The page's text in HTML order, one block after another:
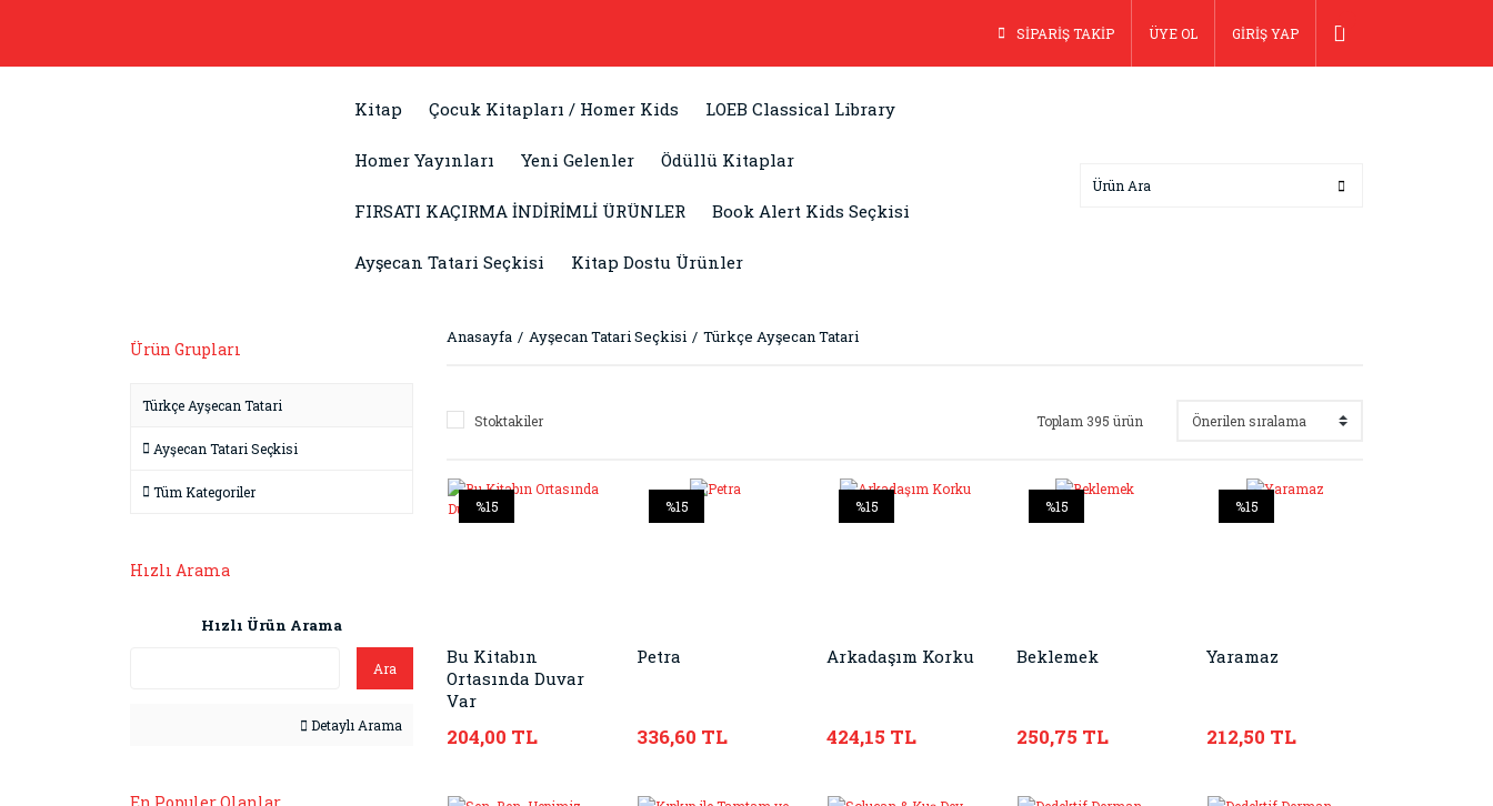
SİPARİŞ TAKİP ÜYE OL GİRİŞ YAP
Kitap Çocuk Kitapları / Homer Kids LOEB Classical Library
Homer Yayınları Yeni Gelenler Ödüllü Kitaplar
FIRSATI KAÇIRMA İNDİRİMLİ ÜRÜNLER Book Alert Kids Seçkisi
Ayşecan Tatari Seçkisi Kitap Dostu Ürünler
Ürün Grupları
Türkçe Ayşecan Tatari
Ayşecan Tatari Seçkisi
Tüm Kategoriler
Hızlı Arama
Hızlı Ürün Arama
Ara
Detaylı Arama
Anasayfa Ayşecan Tatari Seçkisi Türkçe Ayşecan Tatari
Stoktakiler Toplam 395 ürün
%15
Bu Kitabın
Ortasında Duvar
Var
204,00 TL
%15
Petra
336,60 TL
%15
Arkadaşım Korku
424,15 TL
%15
Beklemek
250,75 TL
%15
Yaramaz
212,50 TL